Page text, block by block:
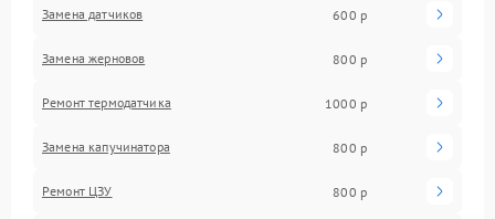
Замена датчиков 600 р
Замена жерновов 800 р
Ремонт термодатчика 1000 р
Замена капучинатора 800 р
Ремонт ЦЗУ 800 р